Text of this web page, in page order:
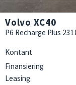
Volvo XC40
P6 Recharge Plus
Kontant
Finansiering
Leasing